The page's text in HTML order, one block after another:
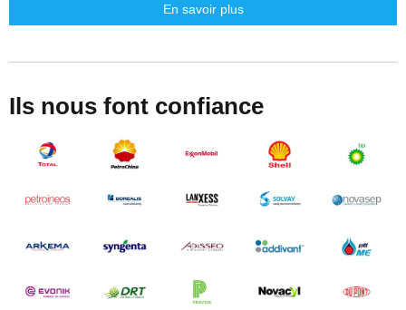
En savoir plus
Ils nous font confiance